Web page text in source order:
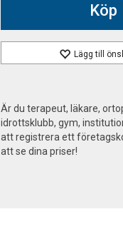
Köp
Lägg till
Är du terapeut, läkare,
idrottsklubb, gym,
att registrera ett
att se dina priser!